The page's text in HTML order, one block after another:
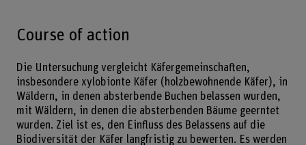
Course of action
Die Untersuchung vergleicht Käfergemeinschaften,
insbesondere xylobionte Käfer (holzbewohnende Käfer), in
Wäldern, in denen absterbende Buchen belassen wurden,
mit Wäldern, in denen die absterbenden Bäume geerntet
wurden. Ziel ist es, den Einfluss des Belassens auf die
Biodiversität der Käfer langfristig zu bewerten. Es werden